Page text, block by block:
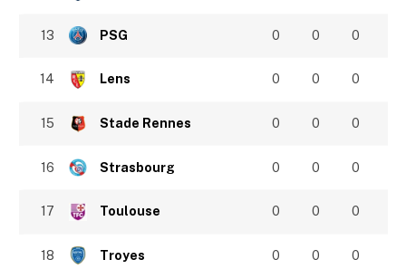
13 PSG 0 0 0
14 Lens 0 0 0
15 Stade Rennes 0 0 0
16 Strasbourg 0 0 0
17 Toulouse 0 0 0
18 Troyes 0 0 0